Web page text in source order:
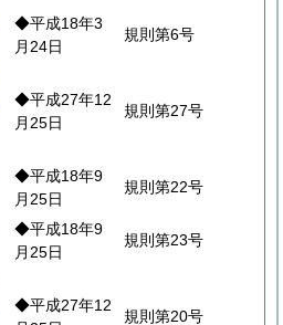
◆平成18年3
月24日
規則第6号
◆平成27年12
月25日
規則第27号
◆平成18年9
月25日
規則第22号
◆平成18年9
月25日
規則第23号
◆平成27年12
規則第20号